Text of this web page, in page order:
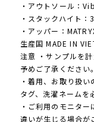
・アウトソール：
・スタックハイト：
・アッパー：
生産国 MADE IN
注意 ・サンプルを
予めご了承ください。
・着用、お取り扱
タグ、洗濯ネームを
・ご利用のモニタ
違いが生じる場合が